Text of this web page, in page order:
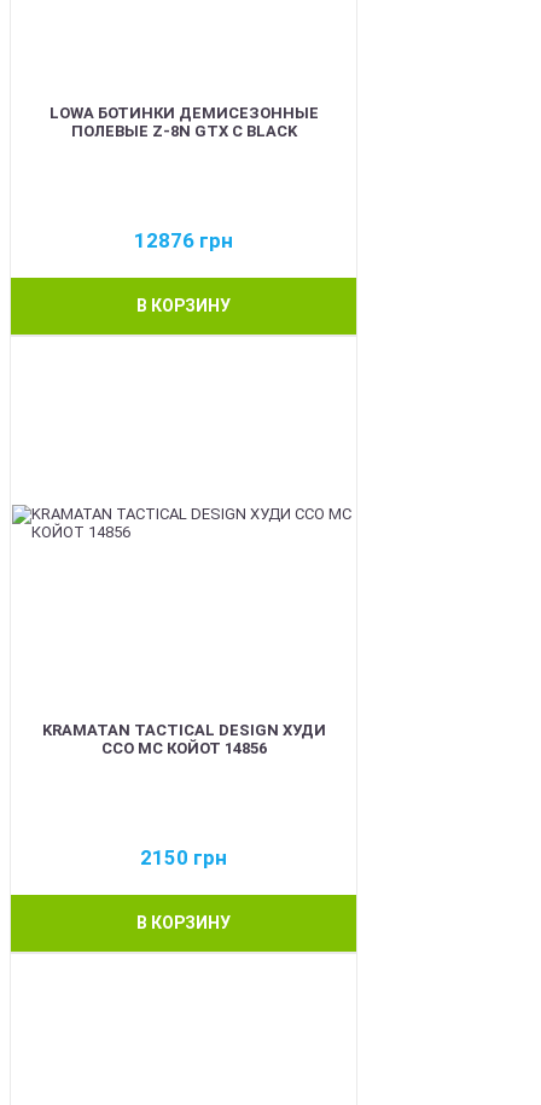
LOWA БОТИНКИ ДЕМИСЕЗОННЫЕ
ПОЛЕВЫЕ Z-8N GTX C BLACK
12876 грн
В КОРЗИНУ
KRAMATAN TACTICAL DESIGN ХУДИ
ССО МС КОЙОТ 14856
2150 грн
В КОРЗИНУ